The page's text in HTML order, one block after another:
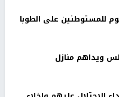
للمستوطنين على الطوبا
ويداهم منازل